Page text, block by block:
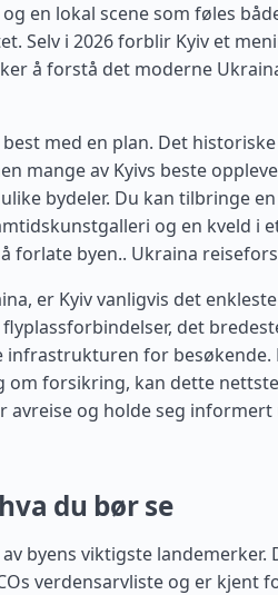
en lokal scene som føles
Selv i 2026 forblir Kyiv et
å forstå det moderne
med en plan. Det
mange av Kyivs beste
bydeler. Du kan tilbringe
og en kveld i
forlate byen.. Ukraina
er Kyiv vanligvis det
det
infrastrukturen for besøkende.
om forsikring, kan dette
avreise og holde seg
du bør se
byens viktigste landemerker.
verdensarvliste og er kjent